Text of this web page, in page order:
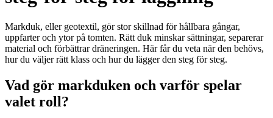
Markduk, eller geotextil, gör stor skillnad för hållbara gångar,
uppfarter och ytor på tomten. Rätt duk minskar sättningar, separerar
material och förbättrar dräneringen. Här får du veta när den behövs,
hur du väljer rätt klass och hur du lägger den steg för steg.
Vad gör markduken och varför spelar
valet roll?